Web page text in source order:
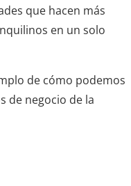
que hacen más
en un solo
de cómo podemos
de negocio de la